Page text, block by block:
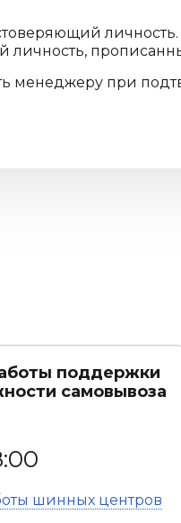
личность,
менеджеру при
поддержки
самовывоза
шинных центров